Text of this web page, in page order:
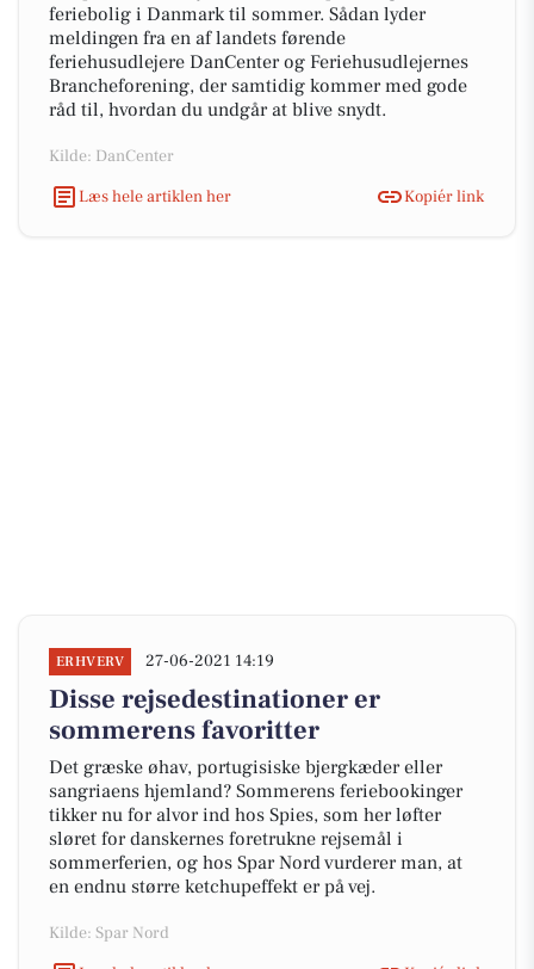
feriebolig i Danmark til sommer. Sådan lyder
meldingen fra en af landets førende
feriehusudlejere DanCenter og Feriehusudlejernes
Brancheforening, der samtidig kommer med gode
råd til, hvordan du undgår at blive snydt.
Kilde: DanCenter
Læs hele artiklen her
Kopiér link
ERHVERV 27-06-2021 14:19
Disse rejsedestinationer er
sommerens favoritter
Det græske øhav, portugisiske bjergkæder eller
sangriaens hjemland? Sommerens feriebookinger
tikker nu for alvor ind hos Spies, som her løfter
sløret for danskernes foretrukne rejsemål i
sommerferien, og hos Spar Nord vurderer man, at
en endnu større ketchupeffekt er på vej.
Kilde: Spar Nord